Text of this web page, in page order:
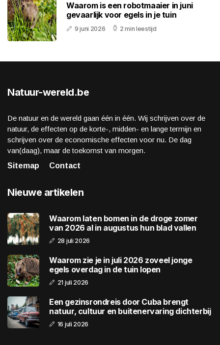
Waarom is een robotmaaier in juni
gevaarlijk voor egels in je tuin
9 juni 2026 2 min leestijd
Natuur-wereld.be
De natuur en de wereld gaan één in één. Wij schrijven over de
natuur, de effecten op de korte-, midden- en lange termijn en
schrijven over de economische effecten voor nu. De dag
van(daag), maar de toekomst van morgen.
Sitemap
Contact
Nieuwe artikelen
Waarom laten bomen in de droge zomer
van 2026 al in augustus hun blad vallen
28 juli 2026
Waarom zie je in juli 2026 zoveel jonge
egels overdag in de tuin lopen
21 juli 2026
Een gezinsrondreis door Cuba brengt
natuur, cultuur en buitenervaring dichterbij
16 juli 2026